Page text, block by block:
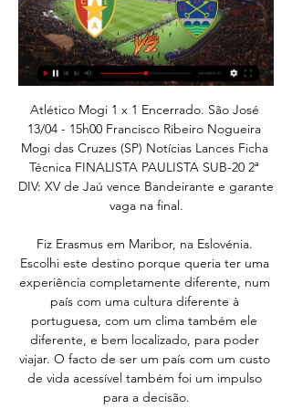
Atlético Mogi 1 x 1 Encerrado. São José 13/04 - 15h00 Francisco Ribeiro Nogueira Mogi das Cruzes (SP) Notícias Lances Ficha Técnica FINALISTA PAULISTA SUB-20 2ª DIV: XV de Jaú vence Bandeirante e garante vaga na final.

Fiz Erasmus em Maribor, na Eslovénia. Escolhi este destino porque queria ter uma experiência completamente diferente, num país com uma cultura diferente à portuguesa, com um clima também ele diferente, e bem localizado, para poder viajar. O facto de ser um país com um custo de vida acessível também foi um impulso para a decisão.

JOGO Chaves x Sporting – 13-01-2024 Ao vivo e online 13/01/2024 — CF Estrela Amadora SAD. 26-05-2023 Vizela 1 - 2 Sporting CP. 21-05 Assistir Chaves x Sporting ao vivo pelo Primeira Liga hoje dia 13-01 ...

Clique aqui e assista FOXSPORTS 2 ao vivo. Clique aqui e assista a lances e gols dos jogos. Nesta pagina você vai assistir a partida entre Benfica x Chaves EM DIRECTO pelo Campeonato Português. Assistir Benfica x Chaves EM DIRECTO. Tags: Assistir Benfica x Chaves EM DIRECTO grátis HD , Assistir jogo do Benfica x Chaves EM DIRECTO

Porto Alegre, RS, 05 - O lateral-esquerdo Uendel revelou, nesta quinta-feira, a alegria do elenco do Internacional com a indicação por sorteio do segundo jogo da final da Copa do Brasil, diante do Athletico-PR, dia 18, ser no Beira-Rio, em Porto Alegre.

juiz do trabalho substituto intimação processo nº rtord-0010929-23.2013.5.06.0171 relator rafael val nogueira autor carlos alexandre florencio advogado rinaldo ferreira da silva(oab: 28983) rÉu ceramica porto rico ltda advogado pedro augusto de almeida neto(oab: 11026) advogado carolina de oliveira rodrigues(oab: 027720) poder judiciÁrio.

Apartamento de 02 quartos. Saudade-Barra Mansa R$ 210.000,00 Apartamento com 02 quartos amplos, sala de estar, banheiro social, cozinha com móveis planejados, área de serviço e vaga para 01 veículo.

O jogo entre Eslovénia e Bulgária será disputado dia 21.09.2019 às 16:30 (GMT). O local de encontro, que vai ser muito emocionante, será em Ljubljana. O encontro é jogado como parte da competição: Campeonato Europeu, Voleibol. A transmissão na TV está prevista no canal BNT 1, BNT 3, Kanal A, Polsat Sport Extra, Match! Igra.

Angola é fixe quer dizer Angola é legal, bacana, da hora. Foi esta a primeira expressão que eu ouvi da boca do rapaz que foi me buscar no aeroporto 4 de Fevereiro. "Angola é fixe, você vai gostar de Angola"

E diferente do que aconteceu contra o União Barbarense, o jogo-treino desta quinta terá transmissão AO VIVO pelo canal do Palmeiras no Youtube – TV Palmeiras/FAM – e pela live no Facebook oficial do Verdão. O anúncio foi feito pelo próprio clube. …

Há alguns anos, o Estadual virou uma espécie de “rito de passagem”. Uma competição tradicional, quase centenária. É bem disputada, tendo como molho a acirrada rivalidade local, mas o campeonato sempre foca a preparação dos clubes para o que há de mais importante na temporada, o Brasileirão.

GD Chaves Próximo JogoEstrela da Amadora vs GD Chaves/Fevereiro 24, 2024/Estádio José Gomes O Grupo Desportivo de Chaves e a respetiva SAD lamentam profundamente o ...

O fim principal é despertar nos corações a necessidade de vida santa, pura e cheia do Espírito Santo. Condições estas, que possibilita-nos vivenciar uma real comunhão com o Senhor Deus e usufruirmos como filhos as bênçãos prometidas. M i s s ã o V i v o s ! D e s d e 2 0 0 1 restaurando e edificando vidas!

São José dos Campos, São Paulo Capacity: 15317 Address: Rua Ana Gonçalves da Cunha 340, Bairro Jardim Jussara. Mauaense. Estádio Municipal Pedro Benedetti City: Mauá, São Paulo. Estádio Dr. Jayme Pinheiro de Ulhôa Cintra City: Jundiaí, São Paulo Capacity: 14771 Address: Avenida Jurandyr de Souza Lima. Primavera SP. Estádio Ítalo.

Criciúma Esporte Clube. Tigre retoma trabalhos no CT Antenor Angeloni. O Criciúma voltou aos trabalhos na tarde desta segunda-feira (28/10) no Centro de …

A 28 de dezembro de 2005, o plantel do Benfica recebia um reforço: Gustavo Manduca. O brasileiro assinou contrato com o Benfica na altura por quatros anos e meio, já depois de ter envergado a camisola do Chaves por duas épocas (2000/01 a 2002/03).

São José Esporte Clube Local Francisco Ribeiro Nogueira (Nogueirão), Mogi das Cruzes/SP, Brasil Nome Oficial : Estádio Municipal Professor Francisco Ribeiro Nogueira

História. Em 24 de Março de 1924, a cidade de Castelo Branco viria a ser palco da criação de uma equipa de futebol, a sétima filial do Sport Lisboa e Benfica, com a designação “Onze Vermelho Albicastrense”, numa altura em que o futebol começava a dar os primeiros passos no distrito.

Seja Bem-vindo ao Blog da Maior Instituição de Coaching do Mundo. Informe seu e-mail para receber os mais avançados conteúdos sobre inteligência emocional, coaching e business.

Ação conjunta de segurança pública combate ação de flanelinhas em Búzios.. Estudantes do Rio de Janeiro são guiados por Quilombolas em roteiro cultural por Búzios. 30 de setembro de 2019.. Prefeitura de Búzios quer tornar lei a transmissão ao vivo das licitações municipais. 30 de julho de 2019.

Brasil vence Porto Rico e conquista bronze na Copa America de Basquete. Cariri em Ação 30/09/2019. A seleção brasileira passeou em quadra contra as porto-riquenhas, donas da casa, na decisão pela terceiro lugar da Copa América de Basquete Feminino. Com ampla vantagem.

Aviões são meios de transmissão de bactérias e vírus específicos de um determinado país por isso a assepsia completa da aeronave é fundamental para a saúde dos passageiros e da tripulação. O Serviço de limpeza de estofamento aeronáutico (Higienização de Veículos Aéreos) é realizado com produtos especiais autorizados pela ANVISA que não agridem as fibras e não provocam alergias.

JOGO Estrela Da Amadora x Arouca – 28-12-2023 Ao vivo 28/12/2023 — Assistir Estrela da Amadora x Arouca ao vivo pelo Primeira Liga hoje dia 28-12-2023, assista agora Estrela da Amadora e Arouca sem travar em HD ...

Assistir Futebol Ao Vivo Online Gratuitamente - Multicanais JOGO Estrela Da Amadora x Famalicão – 29 ; 05-08-2023 Belenenses SAD 4 - 1 CF Estrela ; 29-07-2023 CF Estrela Amadora SAD 3 - 2 SL ; 23-07-2023 Portimonense ...

O Rio Ave recebeu o Vitória de Setúbal em encontro referente à 17ª jornada da Primeira Liga. No final, o marcador registava um empate a um golo. O Rio Ave recebeu o Vitória de Setúbal em encontro referente à 17ª jornada da Primeira Liga. No final, o marcador registava um empate a um golo. 1ª LIGA.

Chaves Quando a partida começar, você poderá acompanhar o placar ao vivo do CF Estrela Amadora vs Chaves, a classificação, as estatísticas da partida e os resultados ...

CFEA - Club Football Estrela, SAD Próximo jogo. Liga Portugal Betclic. 24/fev 18H00 Estádio José Gomes. Estrela Amadora. vs. GD Chaves Ver resumo. Estrela Amadora, 08/out 15H30, 90+3'. Liga ...

Unidade de Cuidados de Saúde Personalizados de Benfica, Rua General Morais Sarmento, Benfica, Lisboa. Gémeos Sobre Mim: Gosto de viver a vida e curti cada momento como se fosse único.. viajar e além de tudo curti esses momentos com uma bela companhia em seguida de. ( SANTA MARIA DA FEIRA ) Estilo Namoradinha!! Aveiro. 924291750. Bia.

Portugal é o 21º melhor país do mundo para viver . O meu olhar Segundo notícia no Expresso Portugal está mais bem classificado que o Reino Unido, Grécia, Eslovénia, Mónaco, Suécia, Polónia e mesmo o Japão, na lista da revista International Living.

(futebol) Vizela e Arouca ao vivo assistir GD Chaves x FC Vi 10/01/2024 — há 5 dias — [Transmissão ao vivo<]] CF Estrela Amadora SAD x Vizela ao vivo onde assistir Onde dá o Futebol. Jogos de Futebol na TV e Guia ...

Paróquia São Judas Tadeu - Silva Teles Rua Alarico de Toledo Piza, 748 .. ministração Pr. Valter Carlos . Ministração Pr Raimundo . Transmissão ao vivo. Transmissão ao vivo - Culto da família 19 maio 2019 . Casamentos 2019 . SANTA CEIA REGIONAL - MAIO 11/05/2019 .

Além das categorias sub-15 e sub-20, o time sub-17 comandado por Samuel Dias também entrará em campo. Neste sábado, a equipe enfrenta o Primavera. Após quatro rodadas, o sub-17 do Tricolor não tem mais chances de classificação para as quartas de final.

Detalhes da empresa CLUBE DE REGATAS CASCAVEL - cnpj 10.694.457/0001-05 - Endereço, telefone e email se diponível, setor de atuação, CNAE, atividade primária, quantidade de concorrentes.

Benfica B vence com ajuda de Krovinovic Após o triunfo do Cova da Piedade (0x1) na casa do Braga B, a 29ª jornada da Ledman LigaPro prosseguiu com a vitória do Benfica B, frente à UD Oliveirense. Em.

Marta Benfica Nascimento:. Palavras-chave : Sociedade. Natureza. Parque.. onde o transporte informal está mais conectado as falhas do sistema de transporte. Ainda, o aumento da tarifa é justificado por “investimentos” na compra de novos ônibus, mas a …

EC São Bernardo SP EC Agua Santa SP em directo: descubra e siga o resultado do jogo EC São Bernardo SP EC Agua Santa SP ao vivo graças ao nosso livescore. Jogo de Paulista Sub-20, 1ª Divisão, Grupo 5 jogado a 21/04/18 18:00

Jaguariúna próximos jogos, últimos jogos, resultados, datas de quando joga. PLACAR DE. lista dos jogos de amanhã Jogos em andamento: jogos acontecendo agora ao vivo. Próximos Jogos. Nenhum jogo encontrado. Últimos Jogos. Campeonato Paulista - Segunda Divisão.. União Barbarense. 2. x. 1. Jaguariúna. Campeonato Paulista - Segunda.

Site Oficial do Estoril Praia – Estoril Praia, Futebol SAD ... logótipo. Portimonense. 21. 20. 14. Casa Pia. 20. 20. 15. Rio Ave FC. 18. 20. 16. Estrela Amadora. 18. 20. 17. Chaves. 14. 20. 18. FC Vizela. 13. 20. VER ...

Se a cobrança amigável for ignorada - isto é, se o contribuinte nada fizer para pagar ou para esclarecer sua situação, conforme explicamos acima, o débito será ajuizado - ou seja - o Município vai iniciar uma ação judicial solicitando ao Poder Judiciário que efetue a cobrança. Nesse caso, você receberá uma citação postal da.

Assistir Manchester City x West Ham – AO VIVO – Campeonato I